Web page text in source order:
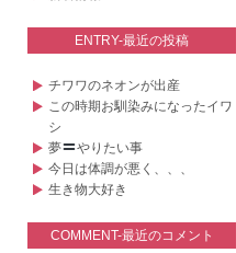
ENTRY-最近の投稿
チワワのネオンが出産
この時期お馴染みになったイワ
シ
夢
やりたい事
今日は体調が悪く、、、
生き物大好き
COMMENT-最近のコメント